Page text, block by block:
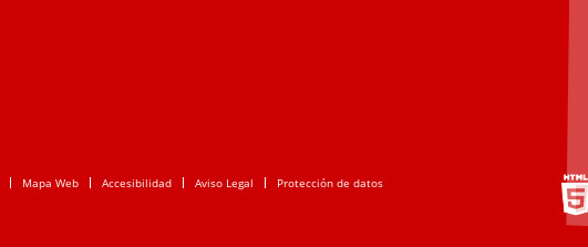
Mapa Web Accesibilidad Aviso Legal Protección de datos